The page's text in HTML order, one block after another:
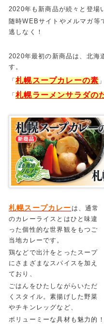
2020年も新商品が続々と登場
随時WEBサイトやメルマガ等
逃しなく！
2020年最初の新商品は、北海
す。
「札幌スープカレーの素 」
「札幌ラーメンサラダの
札幌スープカレー は、通常
のカレーライスとはひと味違
った個性的な世界観をもつご
当地カレーです。
鶏などで出汁をとったスープ
にさまざまなスパイスを加え
ており、
ごはんをひたしながらいただ
くスタイル。素揚げした野菜
やチキンレッグなど、
ボリューミーな具材も魅力的